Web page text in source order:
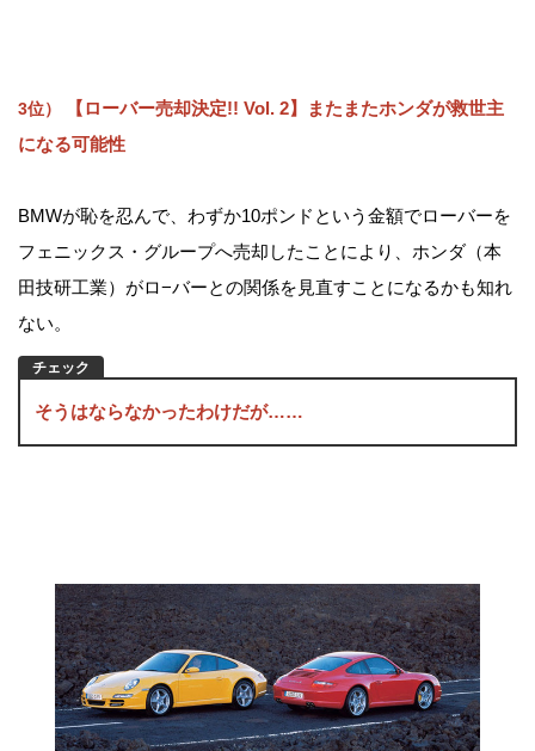
3位）
【ローバー売却決定!! Vol. 2】またまたホンダが救世主
になる可能性
BMWが恥を忍んで、わずか10ポンドという金額でローバーを
フェニックス・グループへ売却したことにより、ホンダ（本
田技研工業）がロ−バーとの関係を見直すことになるかも知れ
ない。
そうはならなかったわけだが……